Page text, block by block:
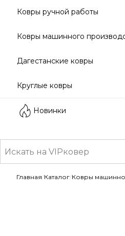
Ковры ручной работы
Ковры машинного
Дагестанские ковры
Круглые ковры
Новинки
Главная/Каталог/Ковры